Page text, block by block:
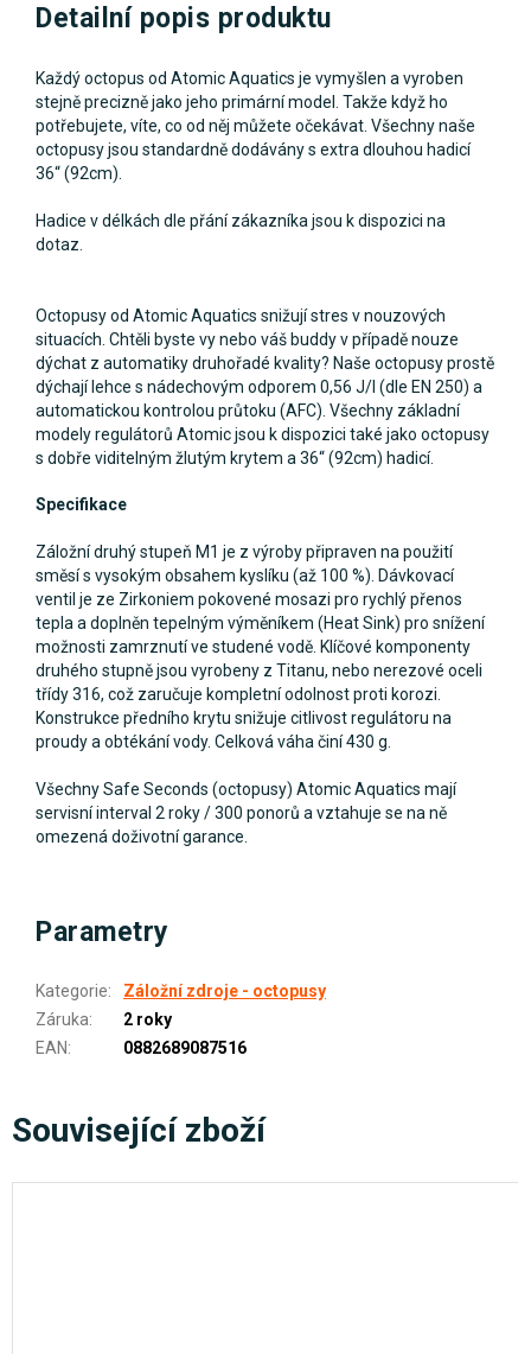
Detailní popis produktu
Každý octopus od Atomic Aquatics je vymyšlen a vyroben
stejně precizně jako jeho primární model. Takže když ho
potřebujete, víte, co od něj můžete očekávat. Všechny naše
octopusy jsou standardně dodávány s extra dlouhou hadicí
36“ (92cm).
Hadice v délkách dle přání zákazníka jsou k dispozici na
dotaz.
Octopusy od Atomic Aquatics snižují stres v nouzových
situacích. Chtěli byste vy nebo váš buddy v případě nouze
dýchat z automatiky druhořadé kvality? Naše octopusy prostě
dýchají lehce s nádechovým odporem 0,56 J/l (dle EN 250) a
automatickou kontrolou průtoku (AFC). Všechny základní
modely regulátorů Atomic jsou k dispozici také jako octopusy
s dobře viditelným žlutým krytem a 36“ (92cm) hadicí.
Specifikace
Záložní druhý stupeň M1 je z výroby připraven na použití
směsí s vysokým obsahem kyslíku (až 100 %). Dávkovací
ventil je ze Zirkoniem pokovené mosazi pro rychlý přenos
tepla a doplněn tepelným výměníkem (Heat Sink) pro snížení
možnosti zamrznutí ve studené vodě. Klíčové komponenty
druhého stupně jsou vyrobeny z Titanu, nebo nerezové oceli
třídy 316, což zaručuje kompletní odolnost proti korozi.
Konstrukce předního krytu snižuje citlivost regulátoru na
proudy a obtékání vody. Celková váha činí 430 g.
Všechny Safe Seconds (octopusy) Atomic Aquatics mají
servisní interval 2 roky / 300 ponorů a vztahuje se na ně
omezená doživotní garance.
Parametry
Kategorie:
Záložní zdroje - octopusy
Záruka:
2 roky
EAN: 0882689087516
Související zboží